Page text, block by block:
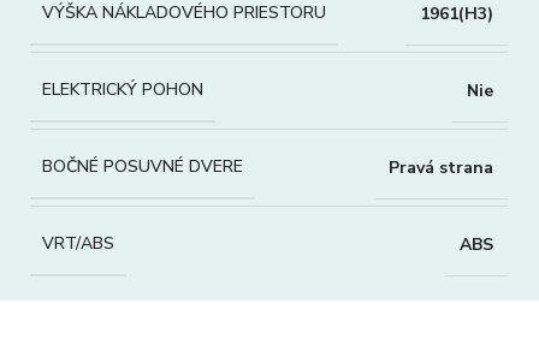
VÝŠKA NÁKLADOVÉHO PRIESTORU 1961(H3)
ELEKTRICKÝ POHON Nie
BOČNÉ POSUVNÉ DVERE Pravá strana
VRT/ABS ABS